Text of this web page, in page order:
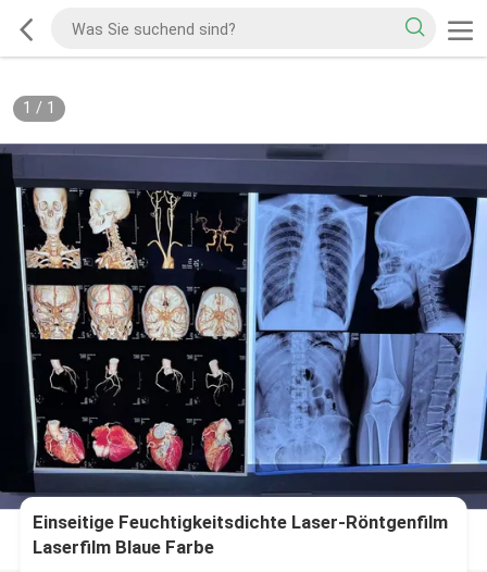
1 / 1
Einseitige Feuchtigkeitsdichte Laser-Röntgenfilm
Laserfilm Blaue Farbe